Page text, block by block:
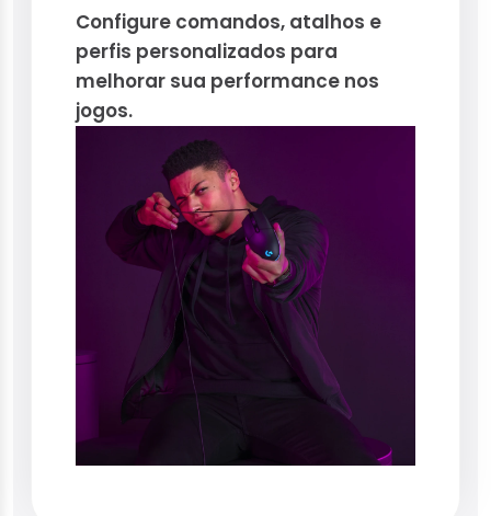
Configure comandos, atalhos e
perfis personalizados para
melhorar sua performance nos
jogos.